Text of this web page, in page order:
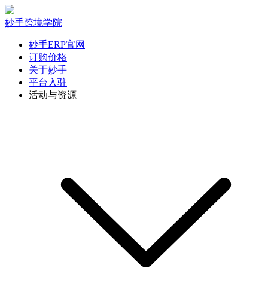
妙手跨境学院
妙手ERP官网
订购价格
关于妙手
平台入驻
活动与资源